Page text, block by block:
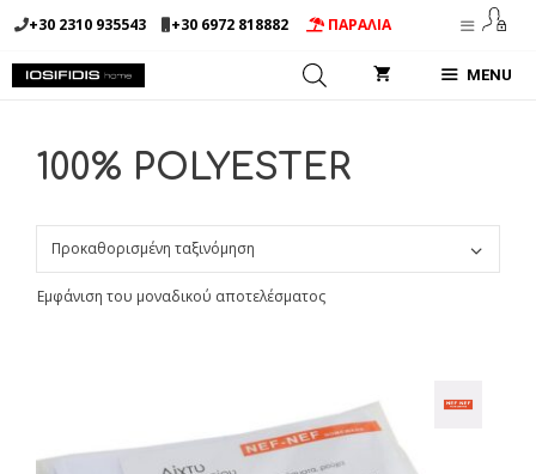
Μετάβαση
σε
περιεχόμενο
+30 2310 935543 +30 6972 818882 ΠΑΡΑΛΙΑ
MENU
100% POLYESTER
Εμφάνιση του μοναδικού αποτελέσματος